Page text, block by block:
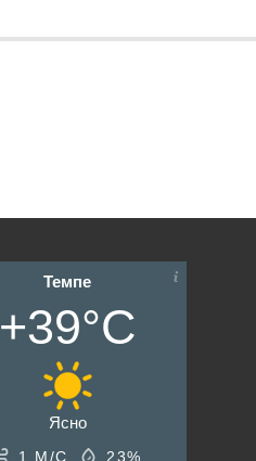
Темпе
+39°C
Ясно
1 М/С 23%